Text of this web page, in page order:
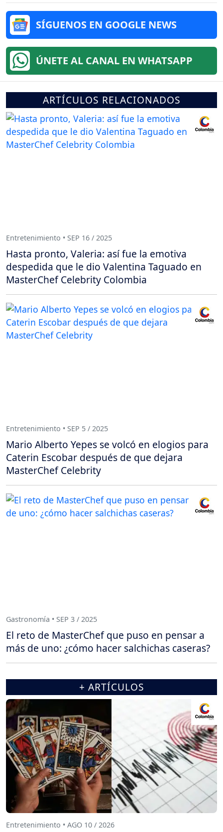
SÍGUENOS EN GOOGLE NEWS
ÚNETE AL CANAL EN WHATSAPP
ARTÍCULOS RELACIONADOS
Entretenimiento • SEP 16 / 2025
Hasta pronto, Valeria: así fue la emotiva
despedida que le dio Valentina Taguado en
MasterChef Celebrity Colombia
Entretenimiento • SEP 5 / 2025
Mario Alberto Yepes se volcó en elogios para
Caterin Escobar después de que dejara
MasterChef Celebrity
Gastronomía • SEP 3 / 2025
El reto de MasterChef que puso en pensar a
más de uno: ¿cómo hacer salchichas caseras?
+ ARTÍCULOS
Entretenimiento • AGO 10 / 2026